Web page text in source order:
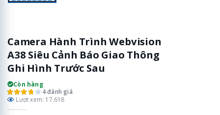
Camera Hành Trình Webvision
A38 Siêu Cảnh Báo Giao Thông
Ghi Hình Trước Sau
Còn hàng
4 đánh giá
Lượt xem: 17.618